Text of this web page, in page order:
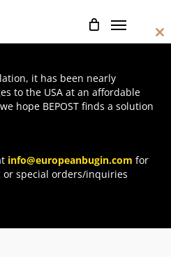
Menu
it has been nearly
to the USA at an affordable
hope BEPOST finds a solution
info@europeanbugin.com for
special orders/inquiries